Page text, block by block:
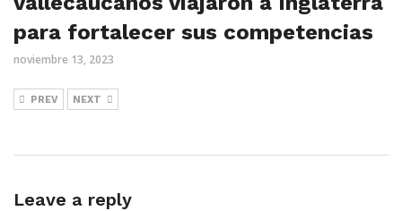
para fortalecer sus competencias
noviembre 13, 2023
PREV NEXT
Leave a reply